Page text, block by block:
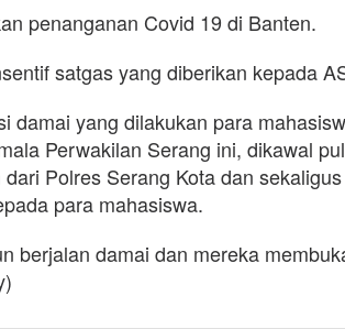
penanganan Covid 19 di Banten.
satgas yang diberikan kepada
damai yang dilakukan para
Perwakilan Serang ini, dikawal
dari Polres Serang Kota dan
para mahasiswa.
berjalan damai dan mereka